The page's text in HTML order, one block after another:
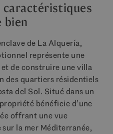
caractéristiques
bien
de La Alquería,
représente une
de construire une villa
des quartiers résidentiels
del Sol. Situé dans un
bénéficie d’une
offrant une vue
la mer Méditerranée,